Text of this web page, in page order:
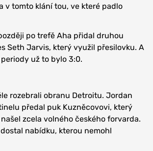
v tomto klání tou, ve které padlo
po trefě Aha přidal druhou
Seth Jarvis, který využil přesilovku. A
už to bylo 3:0.
rozebrali obranu Detroitu. Jordan
předal puk Kuzněcovovi, který
zcela volného českého forvarda.
nabídku, kterou nemohl